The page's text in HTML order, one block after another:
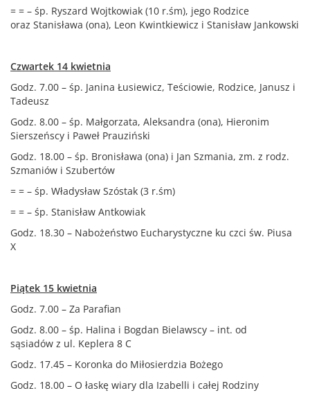
= = – śp. Ryszard Wojtkowiak (10 r.śm), jego Rodzice
oraz Stanisława (ona), Leon Kwintkiewicz i Stanisław Jankowski
Czwartek 14 kwietnia
Godz. 7.00 – śp. Janina Łusiewicz, Teściowie, Rodzice, Janusz i
Tadeusz
Godz. 8.00 – śp. Małgorzata, Aleksandra (ona), Hieronim
Sierszeńscy i Paweł Prauziński
Godz. 18.00 – śp. Bronisława (ona) i Jan Szmania, zm. z rodz.
Szmaniów i Szubertów
= = – śp. Władysław Szóstak (3 r.śm)
= = – śp. Stanisław Antkowiak
Godz. 18.30 – Nabożeństwo Eucharystyczne ku czci św. Piusa
X
Piątek 15 kwietnia
Godz. 7.00 – Za Parafian
Godz. 8.00 – śp. Halina i Bogdan Bielawscy – int. od
sąsiadów z ul. Keplera 8 C
Godz. 17.45 – Koronka do Miłosierdzia Bożego
Godz. 18.00 – O łaskę wiary dla Izabelli i całej Rodziny